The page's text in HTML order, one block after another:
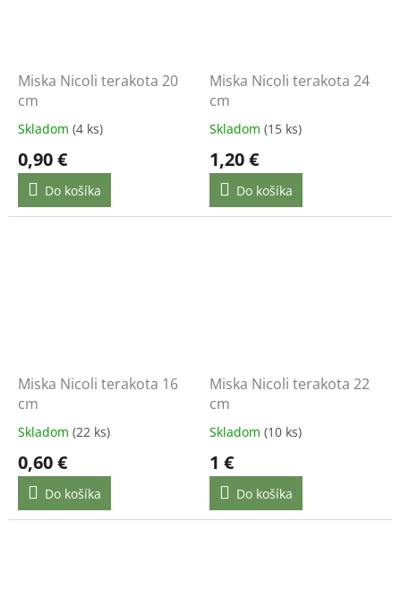
Miska Nicoli terakota 20
cm
Skladom (4 ks)
0,90 €
Do košíka
Miska Nicoli terakota 24
cm
Skladom (15 ks)
1,20 €
Do košíka
Miska Nicoli terakota 16
cm
Skladom (22 ks)
0,60 €
Do košíka
Miska Nicoli terakota 22
cm
Skladom (10 ks)
1 €
Do košíka